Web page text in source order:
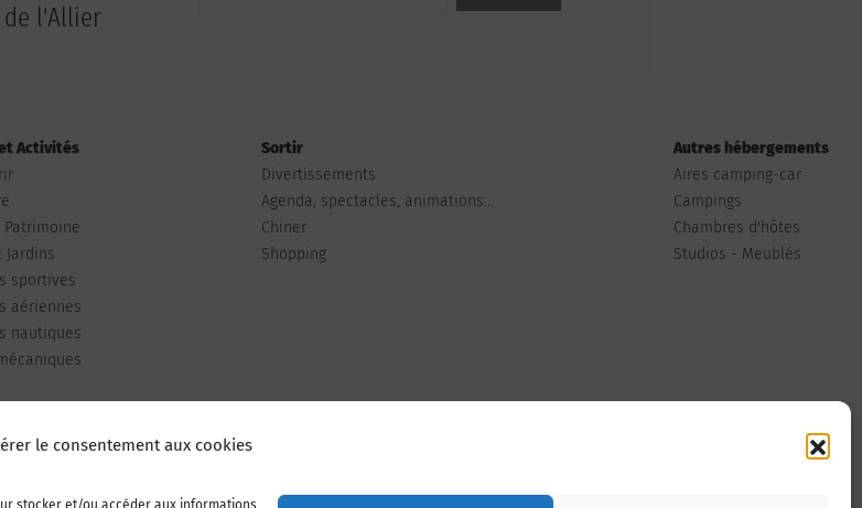
le consentement aux cookies
stocker et/ou accéder aux informations
l'Allier
Activités
Patrimoine
Jardins
sportives
aériennes
nautiques
Sortir
Divertissements
Agenda, spectacles, animations...
Chiner
Shopping
Autres hébergements
Aires camping-car
Campings
Chambres d'hôtes
Studios - Meublés